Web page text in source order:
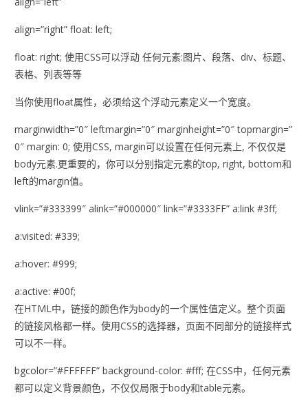
align=”right” float: left;
float: right; 使用CSS可以浮动 任何元素:图片、段落、div、标题、
表格、列表等等
当你使用float属性，必须给这个浮动元素定义一个宽度。
marginwidth=”0″ leftmargin=”0″ marginheight=”0″ topmargin=”
0″ margin: 0; 使用CSS, margin可以设置在任何元素上, 不仅仅是
body元素.更重要的，你可以分别指定元素的top, right, bottom和
left的margin值。
vlink=”#333399″ alink=”#000000″ link=”#3333FF” a:link #3ff;
a:visited: #339;
a:hover: #999;
a:active: #00f;
在HTML中，链接的颜色作为body的一个属性值定义。整个页面
的链接风格都一样。使用CSS的选择器，页面不同部分的链接样式
可以不一样。
bgcolor=”#FFFFFF” background-color: #fff; 在CSS中，任何元素
都可以定义背景颜色，不仅仅局限于body和table元素。